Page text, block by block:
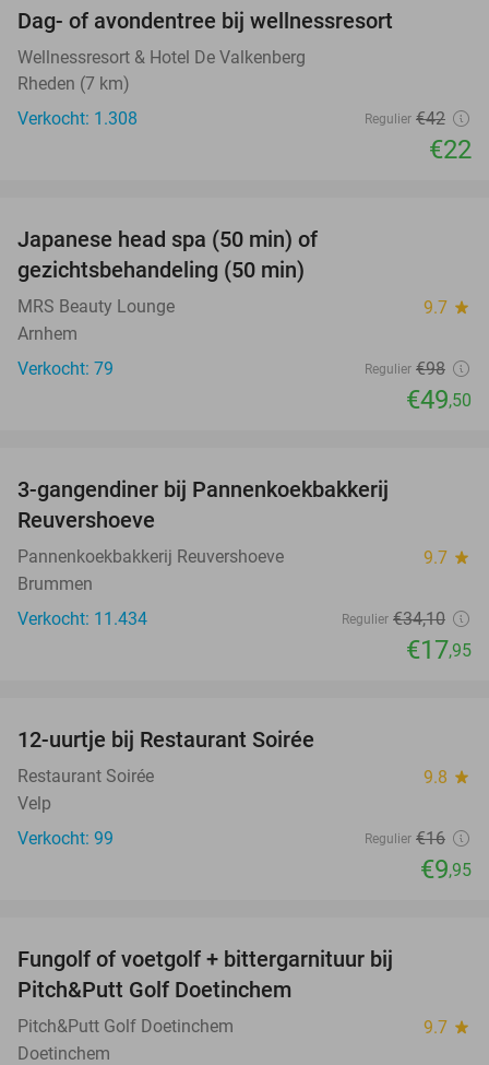
Dag- of avondentree bij wellnessresort
Wellnessresort & Hotel De Valkenberg
Rheden (7 km)
Verkocht: 1.308
Regulier €42
€22
Japanese head spa (50 min) of
gezichtsbehandeling (50 min)
MRS Beauty Lounge 9.7 star
Arnhem
Verkocht: 79
Regulier €98
€49,50
3-gangendiner bij Pannenkoekbakkerij
Reuvershoeve
Pannenkoekbakkerij Reuvershoeve 9.7 star
Brummen
Verkocht: 11.434
Regulier €34,10
€17,95
12-uurtje bij Restaurant Soirée
Restaurant Soirée 9.8 star
Velp
Verkocht: 99
Regulier €16
€9,95
Fungolf of voetgolf + bittergarnituur bij
Pitch&Putt Golf Doetinchem
Pitch&Putt Golf Doetinchem 9.7 star
Doetinchem